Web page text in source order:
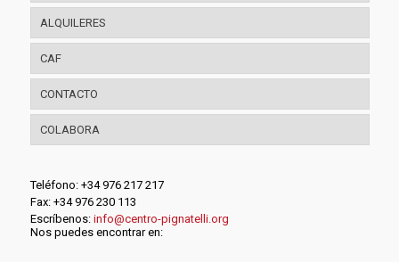
ALQUILERES
CAF
CONTACTO
COLABORA
Teléfono: +34 976 217 217
Fax: +34 976 230 113
Escríbenos: info@centro-pignatelli.org
Nos puedes encontrar en: